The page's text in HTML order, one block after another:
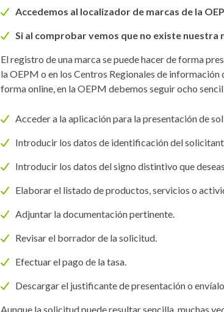
Accedemos al localizador de marcas de la
Si al comprobar vemos que no existe
El registro de una marca se puede hacer de forma
la OEPM o en los Centros Regionales de
forma online, en la OEPM debemos seguir ocho
Acceder a la aplicación para la presentación de
Introducir los datos de identificación del
Introducir los datos del signo distintivo que
Elaborar el listado de productos, servicios o
Adjuntar la documentación pertinente.
Revisar el borrador de la solicitud.
Efectuar el pago de la tasa.
Descargar el justificante de presentación o
Aunque la solicitud puede resultar sencilla, muchas